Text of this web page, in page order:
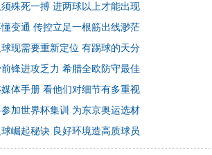
殊死一搏 进两球以上才能出现
变通 传控立足一根筋出线渺茫
现需要重新定位 有踢球的天分
锋进攻乏力 希腊全欧防守最佳
体手册 看他们对细节有多重视
加世界杯集训 为东京奥运选材
崛起秘诀 良好环境造高质球员